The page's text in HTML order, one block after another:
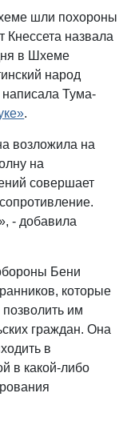
шли похороны
Кнессета назвала
в Шхеме
народ
Тума-
.
возложила на
на
совершает
- добавила
Бени
которые
им
граждан. Она
в
в какой-либо